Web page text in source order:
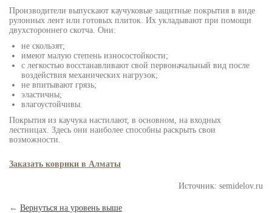
Производители выпускают каучуковые защитные покрытия в виде
рулонных лент или готовых плиток. Их укладывают при помощи
двухстороннего скотча. Они:
не скользят;
имеют малую степень износостойкости;
с легкостью восстанавливают свой первоначальный вид после
воздействия механических нагрузок;
не впитывают грязь;
эластичны;
влагоустойчивы.
Покрытия из каучука настилают, в основном, на входных
лестницах. Здесь они наиболее способны раскрыть свои
возможности.
Заказать коврики в Алматы
Источник: semidelov.ru
← Вернуться на уровень выше